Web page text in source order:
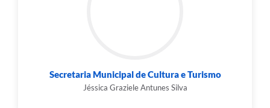
Secretaria Municipal de Cultura e Turismo
Jéssica Graziele Antunes Silva